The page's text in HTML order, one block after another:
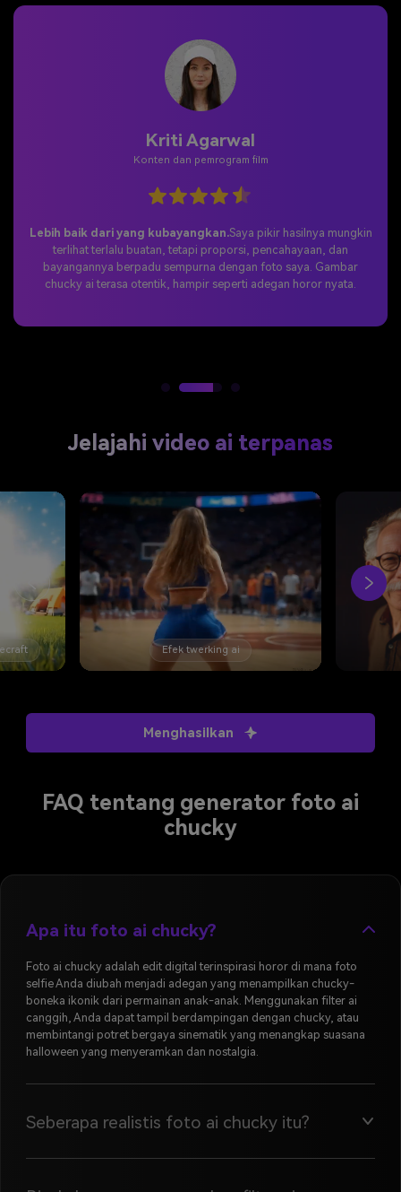
Kriti Agarwal
Konten dan pemrogram film
Ketakutan tiktok yang sempurna.Saya bergabung dengan
tren chucky ai di tiktok dan membagikan edit saya. Reaksinya tak
ternilai harganya-orang-orang menyukai suasana menyeramkan
itu, dan postingan tersebut menjadi viral dalam semalam.
Jelajahi video ai terpanas
ai Filter usia ai
Menghasilkan
FAQ tentang generator foto ai
chucky
Apa itu foto ai chucky?
Foto ai chucky adalah edit digital terinspirasi horor di mana foto
selfie Anda diubah menjadi adegan yang menampilkan chucky-
boneka ikonik dari permainan anak-anak. Menggunakan filter ai
canggih, Anda dapat tampil berdampingan dengan chucky, atau
membintangi potret bergaya sinematik yang menangkap suasana
halloween yang menyeramkan dan nostalgia.
Seberapa realistis foto ai chucky itu?